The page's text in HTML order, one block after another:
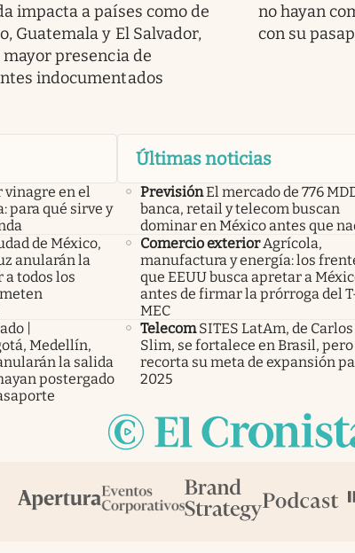
impacta a países como de
Guatemala y El Salvador,
mayor presencia de
indocumentados
no hayan
con su
vinagre en el
para qué sirve y
de México,
anularán la
todos los
|
Medellín,
la salida
postergado
Últimas noticias
PrevisiónEl mercado de 776
banca, retail y telecom buscan
dominar en México antes que
Comercio exterior Agrícola,
manufactura y energía: los
que EEUU busca apretar a
antes de firmar la prórroga del
MEC
Telecom SITES LatAm, de Carlos
Slim, se fortalece en Brasil, pero
recorta su meta de expansión
2025